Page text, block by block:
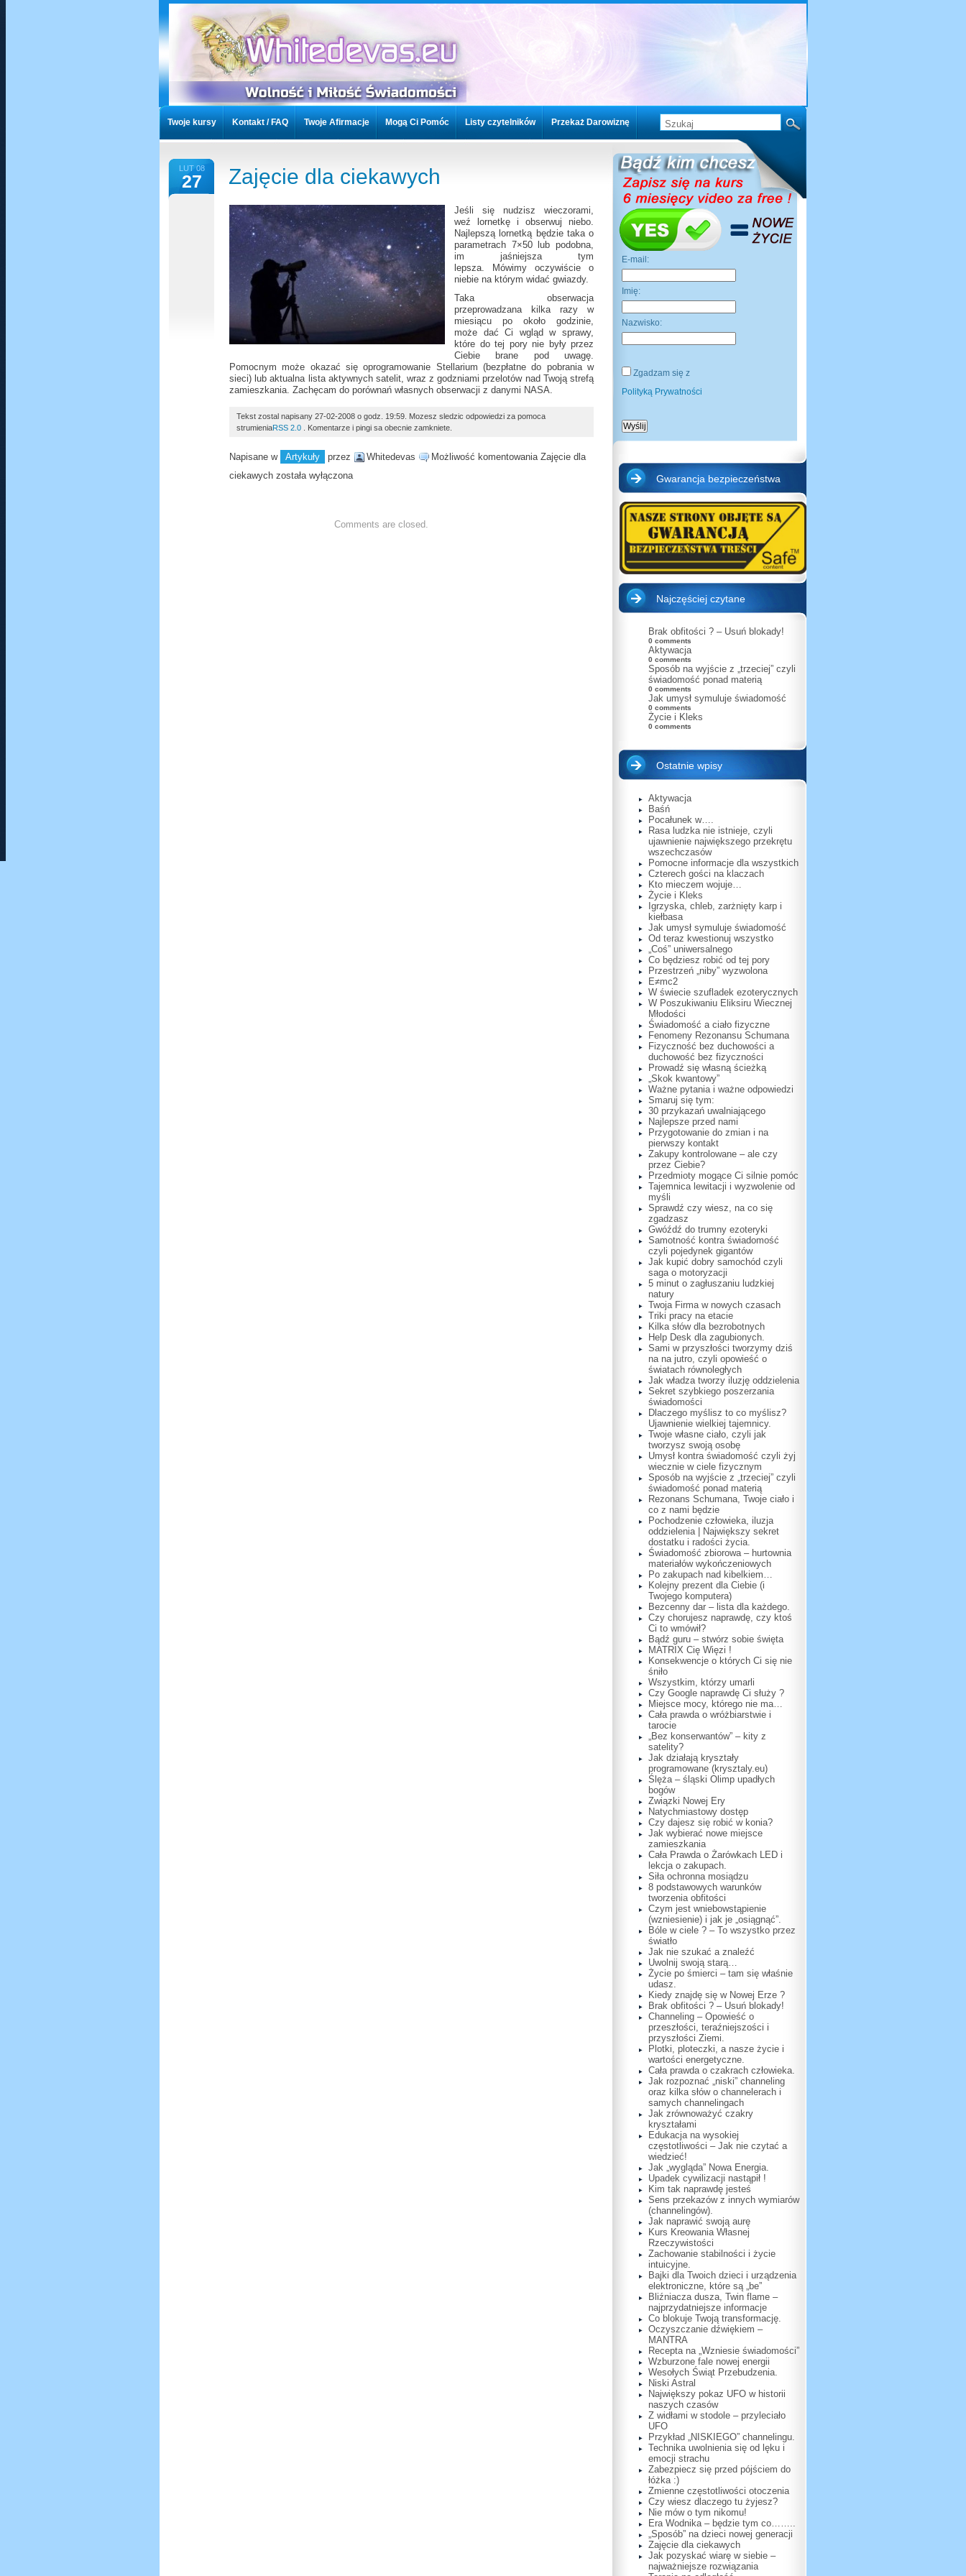
LUT 08
27 Zajęcie dla ciekawych
Jeśli się nudzisz wieczorami,
weź lornetkę i obserwuj niebo.
Najlepszą lornetką będzie taka o
parametrach 7×50 lub podobna,
im jaśniejsza tym
lepsza. Mówimy oczywiście o
niebie na którym widać gwiazdy.
Taka obserwacja
przeprowadzana kilka razy w
miesiącu po około godzinie,
może dać Ci wgląd w sprawy,
które do tej pory nie były przez
Ciebie brane pod uwagę.
Pomocnym może okazać się oprogramowanie Stellarium (bezpłatne do pobrania w
sieci) lub aktualna lista aktywnych satelit, wraz z godzniami przelotów nad Twoją strefą
zamieszkania. Zachęcam do porównań własnych obserwacji z danymi NASA.
Tekst zostal napisany 27-02-2008 o godz. 19:59. Mozesz sledzic odpowiedzi za pomoca
strumieniaRSS 2.0 . Komentarze i pingi sa obecnie zamkniete.
Napisane w Artykuły przez Whitedevas Możliwość komentowania Zajęcie dla
ciekawych została wyłączona
Comments are closed.
E-mail:
Imię:
Nazwisko:
Zgadzam się z
Polityką Prywatności
Gwarancja bezpieczeństwa
Najczęściej czytane
Brak obfitości ? – Usuń blokady!
0 comments
Aktywacja
0 comments
Sposób na wyjście z „trzeciej” czyli
świadomość ponad materią
0 comments
Jak umysł symuluje świadomość
0 comments
Życie i Kleks
0 comments
Ostatnie wpisy
Aktywacja
Baśń
Pocałunek w….
Rasa ludzka nie istnieje, czyli
ujawnienie największego przekrętu
wszechczasów
Pomocne informacje dla wszystkich
Czterech gości na klaczach
Kto mieczem wojuje…
Życie i Kleks
Igrzyska, chleb, zarżnięty karp i
kiełbasa
Jak umysł symuluje świadomość
Od teraz kwestionuj wszystko
„Coś” uniwersalnego
Co będziesz robić od tej pory
Przestrzeń „niby” wyzwolona
E≠mc2
W świecie szufladek ezoterycznych
W Poszukiwaniu Eliksiru Wiecznej
Młodości
Świadomość a ciało fizyczne
Fenomeny Rezonansu Schumana
Fizyczność bez duchowości a
duchowość bez fizyczności
Prowadź się własną ścieżką
„Skok kwantowy”
Ważne pytania i ważne odpowiedzi
Smaruj się tym:
30 przykazań uwalniającego
Najlepsze przed nami
Przygotowanie do zmian i na
pierwszy kontakt
Zakupy kontrolowane – ale czy
przez Ciebie?
Przedmioty mogące Ci silnie pomóc
Tajemnica lewitacji i wyzwolenie od
myśli
Sprawdź czy wiesz, na co się
zgadzasz
Gwóźdź do trumny ezoteryki
Samotność kontra świadomość
czyli pojedynek gigantów
Jak kupić dobry samochód czyli
saga o motoryzacji
5 minut o zagłuszaniu ludzkiej
natury
Twoja Firma w nowych czasach
Triki pracy na etacie
Kilka słów dla bezrobotnych
Help Desk dla zagubionych.
Sami w przyszłości tworzymy dziś
na na jutro, czyli opowieść o
światach równoległych
Jak władza tworzy iluzję oddzielenia
Sekret szybkiego poszerzania
świadomości
Dlaczego myślisz to co myślisz?
Ujawnienie wielkiej tajemnicy.
Twoje własne ciało, czyli jak
tworzysz swoją osobę
Umysł kontra świadomość czyli żyj
wiecznie w ciele fizycznym
Sposób na wyjście z „trzeciej” czyli
świadomość ponad materią
Rezonans Schumana, Twoje ciało i
co z nami będzie
Pochodzenie człowieka, iluzja
oddzielenia | Największy sekret
dostatku i radości życia.
Świadomość zbiorowa – hurtownia
materiałów wykończeniowych
Po zakupach nad kibelkiem…
Kolejny prezent dla Ciebie (i
Twojego komputera)
Bezcenny dar – lista dla każdego.
Czy chorujesz naprawdę, czy ktoś
Ci to wmówił?
Bądź guru – stwórz sobie święta
MATRIX Cię Więzi !
Konsekwencje o których Ci się nie
śniło
Wszystkim, którzy umarli
Czy Google naprawdę Ci służy ?
Miejsce mocy, którego nie ma…
Cała prawda o wróżbiarstwie i
tarocie
„Bez konserwantów” – kity z
satelity?
Jak działają kryształy
programowane (krysztaly.eu)
Ślęża – śląski Olimp upadłych
bogów
Związki Nowej Ery
Natychmiastowy dostęp
Czy dajesz się robić w konia?
Jak wybierać nowe miejsce
zamieszkania
Cała Prawda o Żarówkach LED i
lekcja o zakupach.
Siła ochronna mosiądzu
8 podstawowych warunków
tworzenia obfitości
Czym jest wniebowstąpienie
(wzniesienie) i jak je „osiągnąć”.
Bóle w ciele ? – To wszystko przez
światło
Jak nie szukać a znaleźć
Uwolnij swoją starą…
Życie po śmierci – tam się właśnie
udasz.
Kiedy znajdę się w Nowej Erze ?
Brak obfitości ? – Usuń blokady!
Channeling – Opowieść o
przeszłości, teraźniejszości i
przyszłości Ziemi.
Plotki, ploteczki, a nasze życie i
wartości energetyczne.
Cała prawda o czakrach człowieka.
Jak rozpoznać „niski” channeling
oraz kilka słów o channelerach i
samych channelingach
Jak zrównoważyć czakry
kryształami
Edukacja na wysokiej
częstotliwości – Jak nie czytać a
wiedzieć!
Jak „wygląda” Nowa Energia.
Upadek cywilizacji nastąpił !
Kim tak naprawdę jesteś
Sens przekazów z innych wymiarów
(channelingów).
Jak naprawić swoją aurę
Kurs Kreowania Własnej
Rzeczywistości
Zachowanie stabilności i życie
intuicyjne.
Bajki dla Twoich dzieci i urządzenia
elektroniczne, które są „be”
Bliźniacza dusza, Twin flame –
najprzydatniejsze informacje
Co blokuje Twoją transformację.
Oczyszczanie dźwiękiem –
MANTRA
Recepta na „Wzniesie świadomości”
Wzburzone fale nowej energii
Wesołych Świąt Przebudzenia.
Niski Astral
Największy pokaz UFO w historii
naszych czasów
Z widłami w stodole – przyleciało
UFO
Przykład „NISKIEGO” channelingu.
Technika uwolnienia się od lęku i
emocji strachu
Zabezpiecz się przed pójściem do
łóżka :)
Zmienne częstotliwości otoczenia
Czy wiesz dlaczego tu żyjesz?
Nie mów o tym nikomu!
Era Wodnika – będzie tym co……..
„Sposób” na dzieci nowej generacji
Zajęcie dla ciekawych
Jak pozyskać wiarę w siebie –
najważniejsze rozwiązania
Twoje kursy Kontakt / FAQ Twoje Afirmacje Mogą Ci Pomóc Listy czytelników Przekaż Darowiznę
Listy czytelników Przekaż Darowiznę